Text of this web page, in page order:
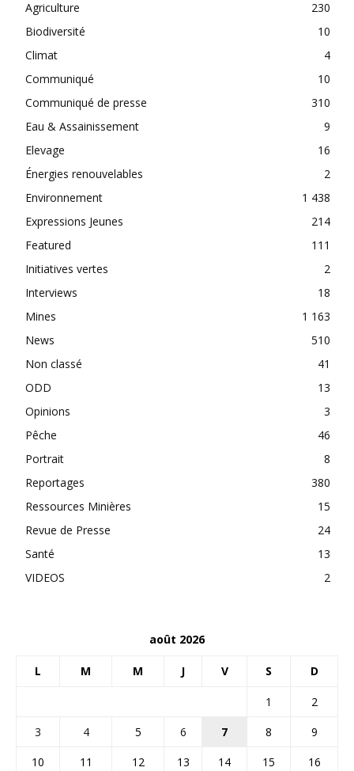
Agriculture
230
Biodiversité
10
Climat
4
Communiqué
10
Communiqué de presse
310
Eau & Assainissement
9
Elevage
16
Énergies renouvelables
2
Environnement
1 438
Expressions Jeunes
214
Featured
111
Initiatives vertes
2
Interviews
18
Mines
1 163
News
510
Non classé
41
ODD
13
Opinions
3
Pêche
46
Portrait
8
Reportages
380
Ressources Minières
15
Revue de Presse
24
Santé
13
VIDEOS
2
août 2026
L M M J V S D
1
2
3
4 5 6 7 8
9
10
11 12 13 14 15
16